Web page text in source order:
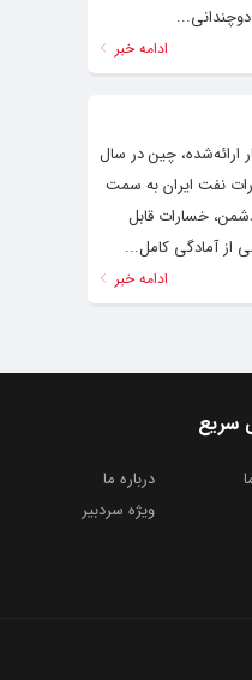
ادامه خبر
ارائه‌شده، چین در سال
نفت ایران به سمت
خسارات قابل
از آمادگی کامل...
ادامه خبر
سریع
درباره ما
ویژه سردبیر